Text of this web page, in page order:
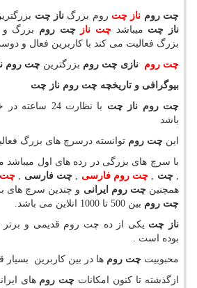
چت روم ناز چت روم بزرگ ناز چت
ناز چت میباشد چت ناز چت روم بزرگ و
بزرگ فعالیت می کند با کاربرین فعال و
چت روم نازی چت روم بزرگترین چت روم
بیوگرافی و تاریخچه چت روم ناز چت
چت روم ناز چت
با نظارت 24
باشد
این چت روم توانسته درسرچ های بزرگ
با سرچ های بزرگی در رده های اول میباشد
,چت , چت روم فارسی ,چت فارسی , چت
همچنینچت روم ایرانی و چندین سرچ های
چت روم بین 500 تا 1000 انلاین می باشد.
ناز چت یکی از ده چت روم قدیمی و
بوده است .
محبوبیت چت روم ها در بین کاربرین
ازگذشته تا کنون امکانات چت روم های